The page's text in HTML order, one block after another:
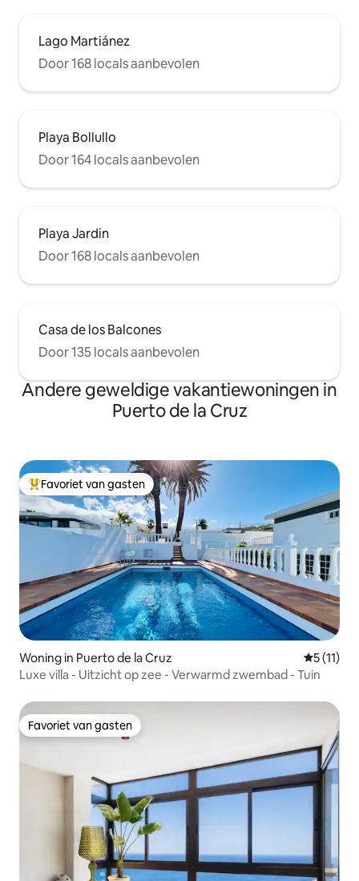
Lago Martiánez
Door 168 locals aanbevolen
Playa Bollullo
Door 164 locals aanbevolen
Playa Jardin
Door 168 locals aanbevolen
Casa de los Balcones
Door 135 locals aanbevolen
Andere geweldige vakantiewoningen in
Puerto de la Cruz
Topfavoriet van gasten
Favoriet van gasten
Woning in Puerto de la Cruz
5 (11)
Luxe villa - Uitzicht op zee - Verwarmd zwembad - Tuin
Favoriet van gasten
Favoriet van gasten